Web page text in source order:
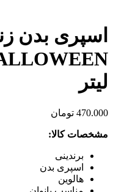
اسپری بدن
لیتر
470.000 تومان
مشخصات کالا:
برندینی
اسپری بدن
هالوین